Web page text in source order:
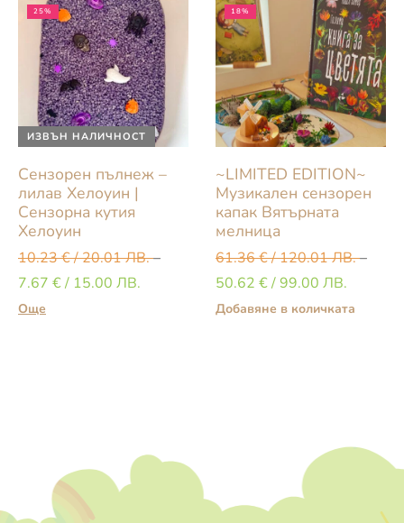
ИЗВЪН НАЛИЧНОСТ
25%
Сензорен пълнеж –
лилав Хелоуин |
Сензорна кутия
Хелоуин
10.23€/ 20.01 ЛВ.–
7.67 €/ 15.00 ЛВ.
Още
18%
~LIMITED EDITION~
Музикален сензорен
капак Вятърната
мелница
61.36€/ 120.01 ЛВ.–
50.62 €/ 99.00 ЛВ.
Добавяне в количката